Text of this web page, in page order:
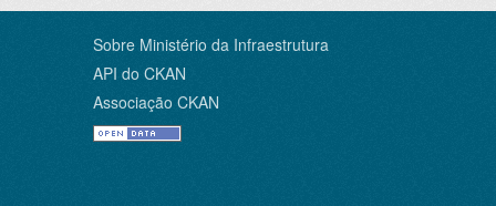
Sobre Ministério da Infraestrutura
API do CKAN
Associação CKAN